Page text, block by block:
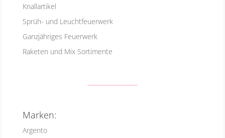
Knallartikel
Sprüh- und Leuchtfeuerwerk
Ganzjähriges Feuerwerk
Raketen und Mix Sortimente
Marken:
Argento